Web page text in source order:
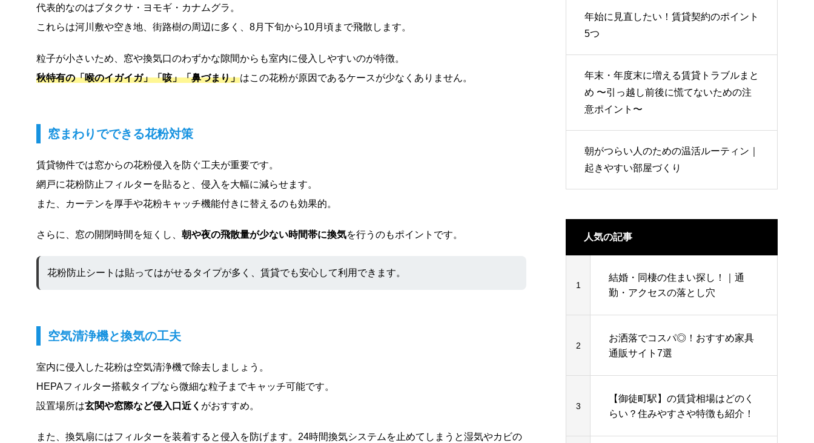
代表的なのはブタクサ・ヨモギ・カナムグラ。
これらは河川敷や空き地、街路樹の周辺に多く、8月下旬から10月頃まで飛散します。
粒子が小さいため、窓や換気口のわずかな隙間からも室内に侵入しやすいのが特徴。
秋特有の「喉のイガイガ」「咳」「鼻づまり」はこの花粉が原因であるケースが少なくありません。
窓まわりでできる花粉対策
賃貸物件では窓からの花粉侵入を防ぐ工夫が重要です。
網戸に花粉防止フィルターを貼ると、侵入を大幅に減らせます。
また、カーテンを厚手や花粉キャッチ機能付きに替えるのも効果的。
さらに、窓の開閉時間を短くし、 朝や夜の飛散量が少ない時間帯に換気を行うのもポイントです。
花粉防止シートは貼ってはがせるタイプが多く、賃貸でも安心して利用できます。
空気清浄機と換気の工夫
室内に侵入した花粉は空気清浄機で除去しましょう。
HEPAフィルター搭載タイプなら微細な粒子までキャッチ可能です。
設置場所は玄関や窓際など侵入口近く がおすすめ。
また、換気扇にはフィルターを装着すると侵入を防げます。24時間換気システムを止めてしまうと湿気やカビの
年始に見直したい！賃貸契約のポイント
5つ
年末・年度末に増える賃貸トラブルまと
め 〜引っ越し前後に慌てないための注
意ポイント〜
朝がつらい人のための温活ルーティン｜
起きやすい部屋づくり
人気の記事
1
結婚・同棲の住まい探し！｜通
勤・アクセスの落とし穴
2
お洒落でコスパ◎！おすすめ家具
通販サイト7選
3
【御徒町駅】の賃貸相場はどのく
らい？住みやすさや特徴も紹介！